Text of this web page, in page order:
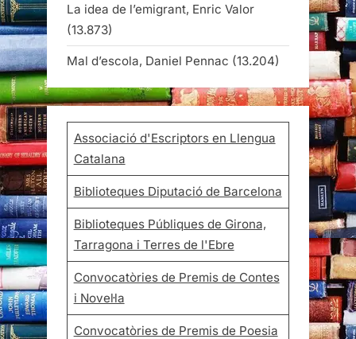
La idea de l’emigrant, Enric Valor
(13.873)
Mal d’escola, Daniel Pennac (13.204)
Associació d'Escriptors en Llengua
Catalana
Biblioteques Diputació de Barcelona
Biblioteques Públiques de Girona,
Tarragona i Terres de l'Ebre
Convocatòries de Premis de Contes
i Novel·la
Convocatòries de Premis de Poesia